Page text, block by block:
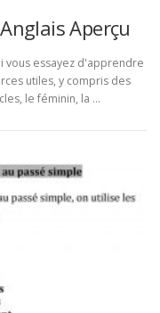
Aperçu
vous essayez d'apprendre
utiles, y compris des
le féminin, la …